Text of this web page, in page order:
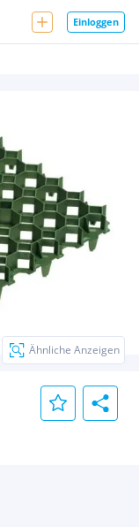
Einloggen
Ähnliche Anzeigen